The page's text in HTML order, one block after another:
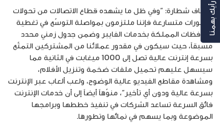
وأضاف شطارة: “وفي ظل ما يشهده قطاع الاتصالات من تحولات
وتطورات متسارعة فإننا ملتزمون بمواصلة التوسّع في تغطية
محافظات المملكة بخدمات الفايبر وضمن جدول زمني محدد
مسبقاً، حيث سيكون في مقدور عملائنا من المشتركين التمتّع
بسرعة إنترنت عالية تصل إلى 1000 ميغابت في الثانية مما
سيسهل عليهم تحميل ملفات ضخمة وتنزيل الأفلام،
ومشاهدة مقاطع الفيديو عالية الوضوح، ولعب ألعاب عبر الإنترنت
بسرعة عالية ودون أي تأخير”، منوّهاً أيضاً إلى أن خدمات الإنترنت
فائق السرعة تساعد الشركات في تنفيذ خططها وبرامجها
الموضوعة وبما يسهم في نمائها وتطورها.
رأيك بهمنا